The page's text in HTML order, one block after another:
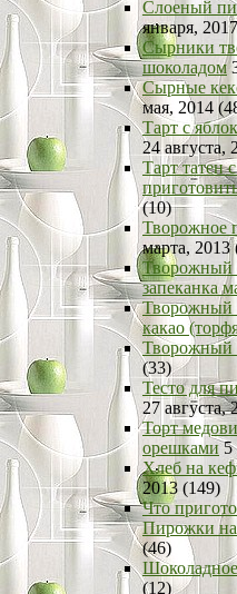
Слоеный
января,
Сырники
шоколадом
Сырные
мая, 2014
Тарт с
24 августа,
Тарт татен
(10)
Творожное
марта, 2013
Творожный
запеканка
Творожный
какао
Творожный
(33)
Тесто для
27 августа,
Торт
орешками5
Хлеб на
2013 (149)
Что
Пирожки на
(46)
(12)